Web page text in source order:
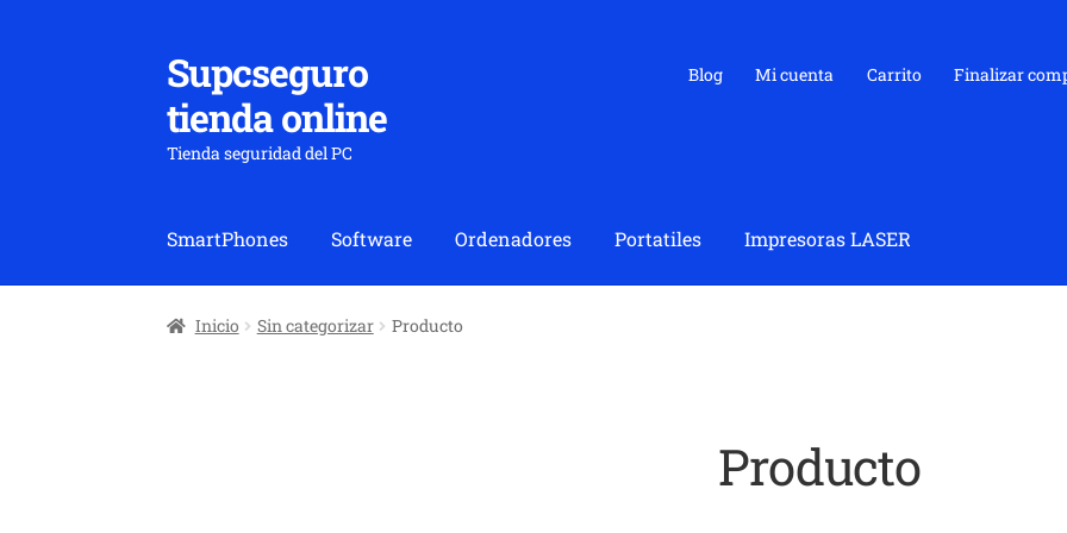
Ir
a
la
navegación
Ir
al
contenido
Supcseguro
tienda online
Tienda seguridad del PC
Blog Mi cuenta Carrito Finalizar
SmartPhones Software Ordenadores Portatiles Impresoras LASER
Inicio Sin categorizar Producto
Producto